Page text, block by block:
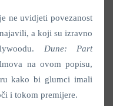
ne uvidjeti povezanost
a koji su izravno
Dune: Part
na ovom popisu,
kako bi glumci imali
i tokom premijere.